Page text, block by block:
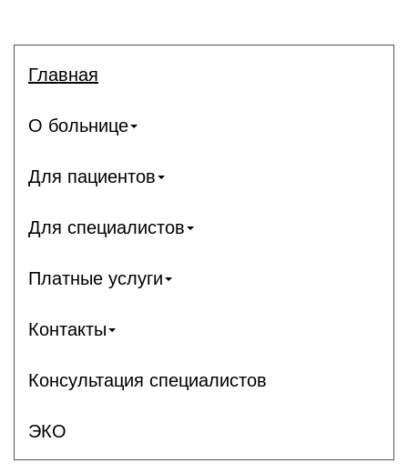
Главная
О больнице
Для пациентов
Для специалистов
Платные услуги
Контакты
Консультация специалистов
ЭКО